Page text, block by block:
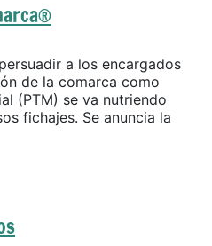
a los encargados
de la comarca como
(PTM) se va nutriendo
fichajes. Se anuncia la